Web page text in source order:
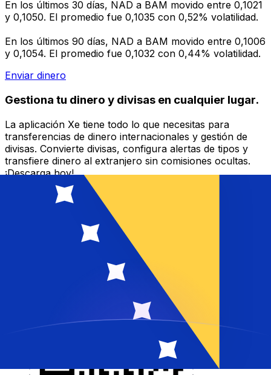
En los últimos 30 días, NAD a BAM movido entre 0,1021
y 0,1050. El promedio fue 0,1035 con 0,52% volatilidad.
En los últimos 90 días, NAD a BAM movido entre 0,1006
y 0,1054. El promedio fue 0,1032 con 0,44% volatilidad.
Enviar dinero
Gestiona tu dinero y divisas en cualquier lugar.
La aplicación Xe tiene todo lo que necesitas para
transferencias de dinero internacionales y gestión de
divisas. Convierte divisas, configura alertas de tipos y
transfiere dinero al extranjero sin comisiones ocultas.
¡Descarga hoy!